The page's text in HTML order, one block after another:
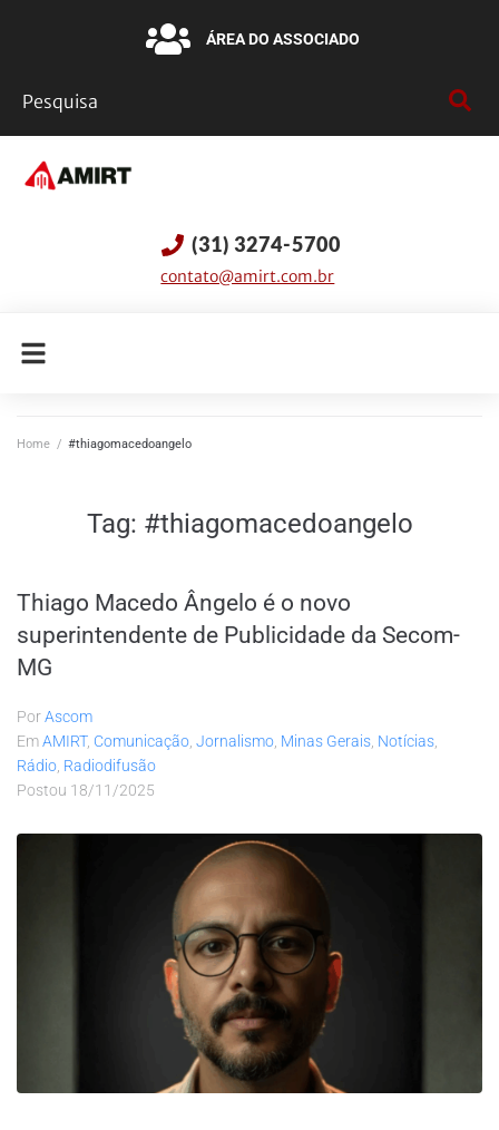
ÁREA DO ASSOCIADO
(31) 3274-5700
contato@amirt.com.br
Home / #thiagomacedoangelo
Tag: #thiagomacedoangelo
Thiago Macedo Ângelo é o novo
superintendente de Publicidade da Secom-
MG
PorAscom
EmAMIRT, Comunicação Jornalismo Minas Gerais Notícias
Rádio Radiodifusão
Postou 18/11/2025